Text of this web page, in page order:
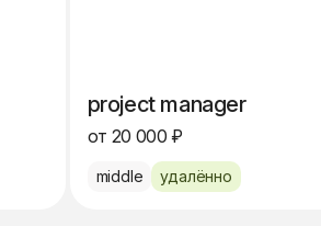
project manager
от 20 000 ₽
middle удалённо